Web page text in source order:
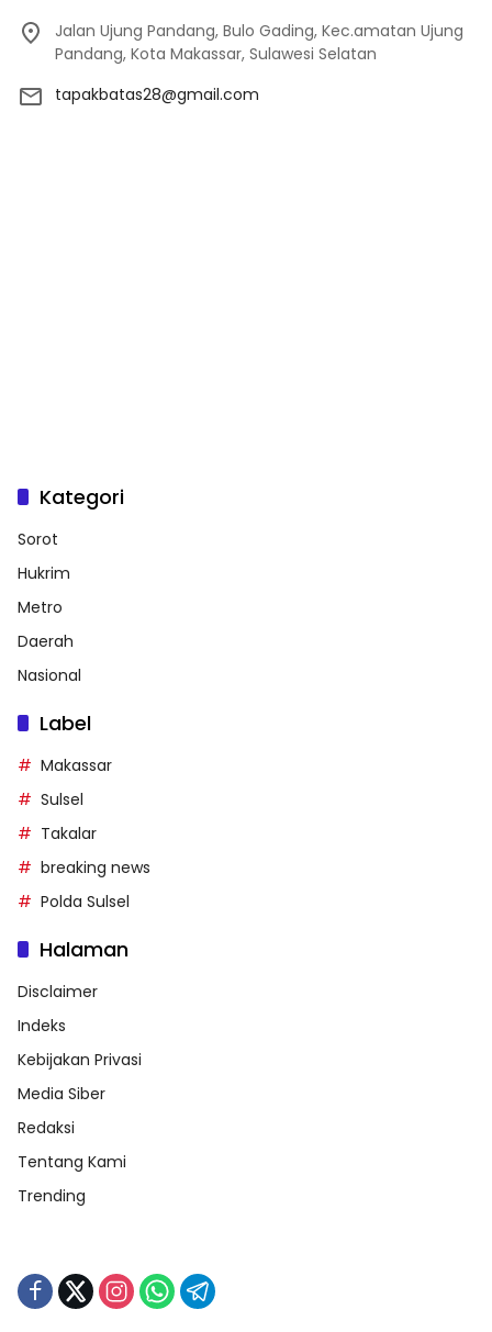
Jalan Ujung Pandang, Bulo Gading, Kec.amatan Ujung
Pandang, Kota Makassar, Sulawesi Selatan
tapakbatas28@gmail.com
Kategori
Sorot
Hukrim
Metro
Daerah
Nasional
Label
Makassar
Sulsel
Takalar
breaking news
Polda Sulsel
Halaman
Disclaimer
Indeks
Kebijakan Privasi
Media Siber
Redaksi
Tentang Kami
Trending